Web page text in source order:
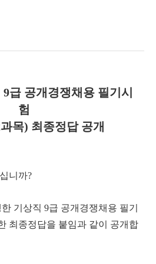
급 공개경쟁채용 필기시
험
목) 최종정답 공개
니까?
기상직 9급 공개경쟁채용 필기
최종정답을 붙임과 같이 공개합